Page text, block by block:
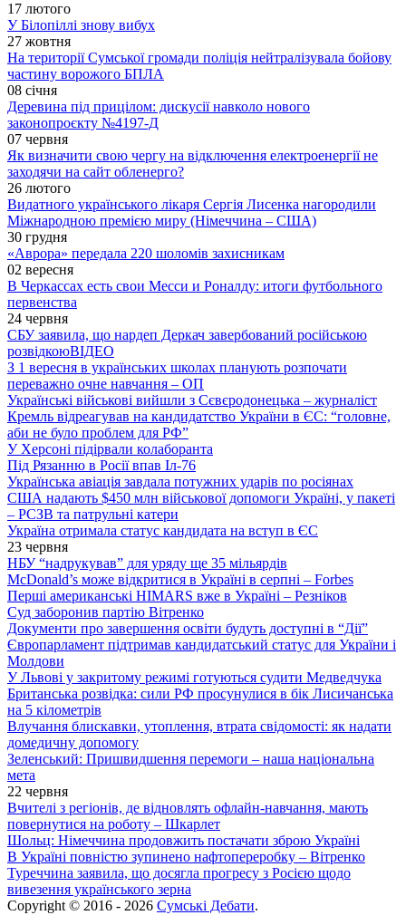
17 лютого
У Білопіллі знову вибух
27 жовтня
На території Сумської громади поліція нейтралізувала бойову
частину ворожого БПЛА
08 січня
Деревина під прицілом: дискусії навколо нового
законопроєкту №4197-Д
07 червня
Як визначити свою чергу на відключення електроенергії не
заходячи на сайт обленерго?
26 лютого
Видатного українського лікаря Сергія Лисенка нагородили
Міжнародною премією миру (Німеччина – США)
30 грудня
«Аврора» передала 220 шоломів захисникам
02 вересня
В Черкассах есть свои Месси и Роналду: итоги футбольного
первенства
24 червня
СБУ заявила, що нардеп Деркач завербований російською
розвідкоюВІДЕО
З 1 вересня в українських школах планують розпочати
переважно очне навчання – ОП
Українські військові вийшли з Сєвєродонецька – журналіст
Кремль відреагував на кандидатство України в ЄС: “головне,
аби не було проблем для РФ”
У Херсоні підірвали колаборанта
Під Рязанню в Росії впав Іл-76
Українська авіація завдала потужних ударів по росіянах
США надають $450 млн військової допомоги Україні, у пакеті
– РСЗВ та патрульні катери
Україна отримала статус кандидата на вступ в ЄС
23 червня
НБУ “надрукував” для уряду ще 35 мільярдів
McDonald’s може відкритися в Україні в серпні – Forbes
Перші американські HIMARS вже в Україні – Резніков
Суд заборонив партію Вітренко
Документи про завершення освіти будуть доступні в “Дії”
Європарламент підтримав кандидатський статус для України і
Молдови
У Львові у закритому режимі готуються судити Медведчука
Британська розвідка: сили РФ просунулися в бік Лисичанська
на 5 кілометрів
Влучання блискавки, утоплення, втрата свідомості: як надати
домедичну допомогу
Зеленський: Пришвидшення перемоги – наша національна
мета
22 червня
Вчителі з регіонів, де відновлять офлайн-навчання, мають
повернутися на роботу – Шкарлет
Шольц: Німеччина продовжить постачати зброю Україні
В Україні повністю зупинено нафтопереробку – Вітренко
Туреччина заявила, що досягла прогресу з Росією щодо
вивезення українського зерна
Copyright © 2016 - 2026 Сумські Дебати.